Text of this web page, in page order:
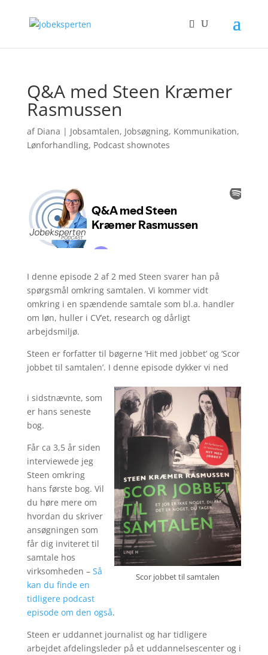
Q&A med Steen Kræmer
Rasmussen
af Diana | Jobsamtalen, Jobsøgning, Kommunikation,
Lønforhandling, Podcast shownotes
I denne episode 2 af 2 med Steen svarer han på
spørgsmål omkring samtalen. Vi kommer vidt
omkring i en spændende samtale som bl.a. handler
om løn, huller i CV’et, research og dårligt
arbejdsmiljø.
Steen er forfatter til bøgerne ’Hit med jobbet’ og ‘Scor
jobbet til samtalen’. I denne episode dykker vi ned
Scor jobbet til samtalen
i sidstnævnte, som
er hans seneste
bog.
Får ca 3,5 år siden
interviewede jeg
Steen omkring
hans første bog. Vil
du høre mere om
hvordan du skriver
ansøgningen som
får dig inviteret til
samtale hos
virksomheden – Så
kan du finde en
tidligere podcast
episode om den også.
Steen er uddannet journalist og har tidligere
arbejdet afdelingsleder på et uddannelsescenter og i